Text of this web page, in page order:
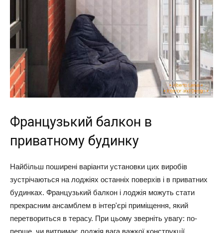
Французький балкон в
приватному будинку
Найбільш поширені варіанти установки цих виробів
зустрічаються на лоджіях останніх поверхів і в приватних
будинках. Французький балкон і лоджія можуть стати
прекрасним ансамблем в інтер'єрі приміщення, який
перетвориться в терасу. При цьому зверніть увагу: по-
перше, чи витримає лоджія вага важкої конструкції